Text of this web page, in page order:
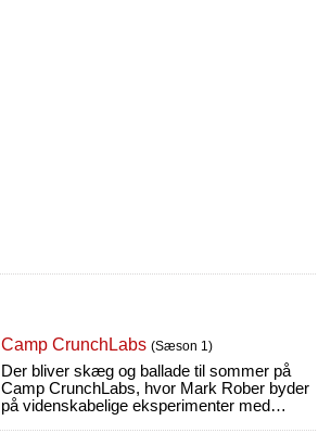
Camp CrunchLabs (Sæson 1)
Der bliver skæg og ballade til sommer på
Camp CrunchLabs, hvor Mark Rober byder
på videnskabelige eksperimenter med